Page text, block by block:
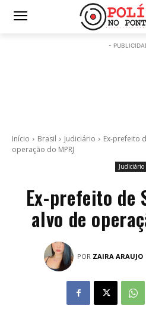
-
Início Brasil Judiciário
Ex-prefeito
operação do MPRJ
Judiciário
Ex-prefeito de
alvo de
POR ZAIRA ARAUJO